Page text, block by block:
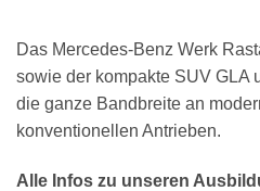
Das Mercedes-Benz Werk
sowie der kompakte SUV GLA
die ganze Bandbreite an
konventionellen Antrieben.
Alle Infos zu unseren